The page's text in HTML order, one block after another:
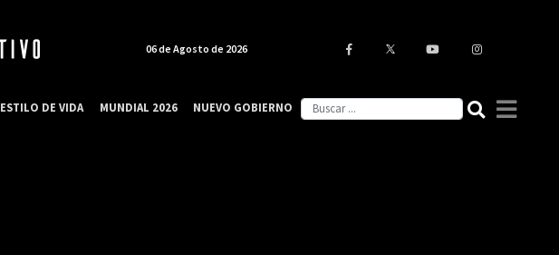
06 de Agosto de 2026
ESTILO DE VIDA MUNDIAL 2026 NUEVO GOBIERNO